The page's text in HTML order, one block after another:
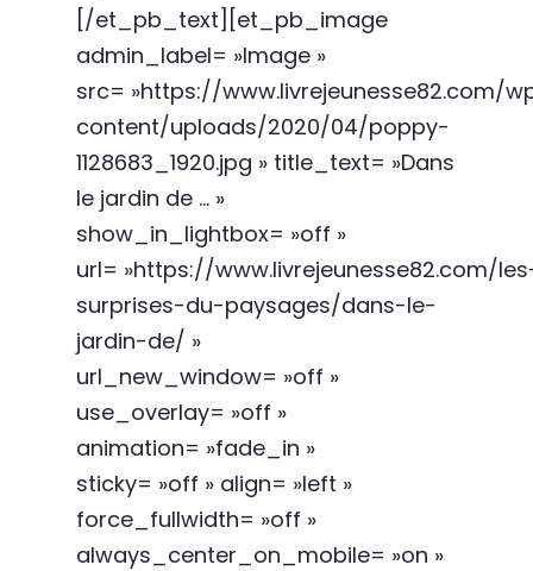
[/et_pb_text][et_pb_image
admin_label= »Image »
src= »https://www.livrejeunesse82.com/
content/uploads/2020/04/poppy-
1128683_1920.jpg » title_text= »Dans
le jardin de … »
show_in_lightbox= »off »
url= »https://www.livrejeunesse82.com/
surprises-du-paysages/dans-le-
jardin-de/ »
url_new_window= »off »
use_overlay= »off »
animation= »fade_in »
sticky= »off » align= »left »
force_fullwidth= »off »
always_center_on_mobile= »on »